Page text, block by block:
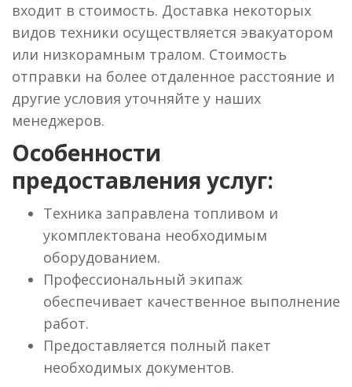
входит в стоимость. Доставка некоторых
видов техники осуществляется эвакуатором
или низкорамным тралом. Стоимость
отправки на более отдаленное расстояние и
другие условия уточняйте у наших
менеджеров.
Особенности
предоставления услуг:
Техника заправлена топливом и
укомплектована необходимым
оборудованием.
Профессиональный экипаж
обеспечивает качественное выполнение
работ.
Предоставляется полный пакет
необходимых документов.